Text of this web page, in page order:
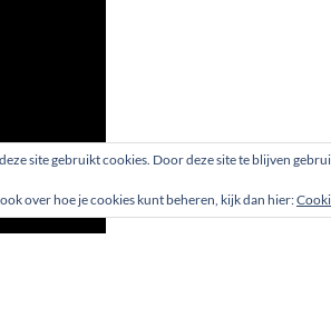
site gebruikt cookies. Door deze site te blijven
over hoe je cookies kunt beheren, kijk dan hier: